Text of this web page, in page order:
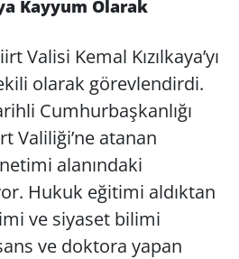
Kayyum Olarak
Valisi Kemal Kızılkaya’yı
olarak görevlendirdi.
Cumhurbaşkanlığı
Valiliği’ne atanan
alanındaki
Hukuk eğitimi aldıktan
ve siyaset bilimi
ve doktora yapan